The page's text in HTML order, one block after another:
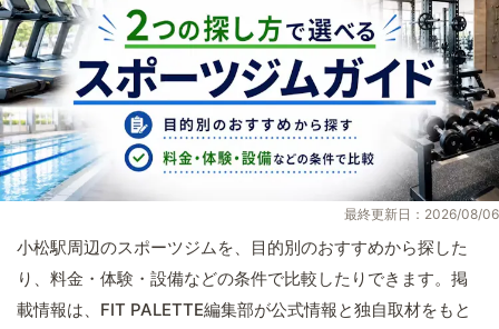
最終更新日：2026/08/06
小松駅周辺のスポーツジムを、目的別のおすすめから探した
り、料金・体験・設備などの条件で比較したりできます。掲
載情報は、FIT PALETTE編集部が公式情報と独自取材をもと